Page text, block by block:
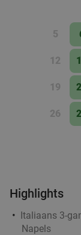
5
12
19
26
Highlights
Italiaans 3-
Napels